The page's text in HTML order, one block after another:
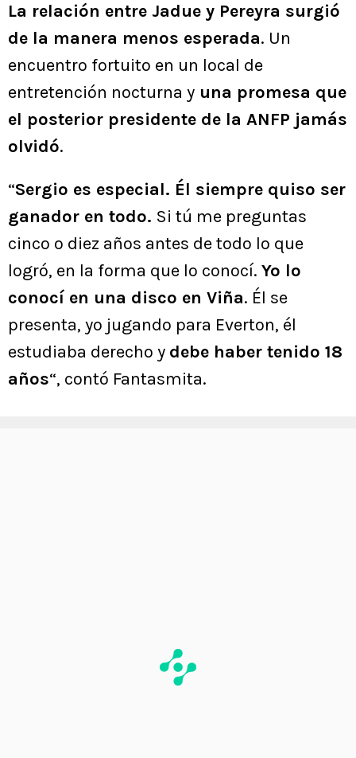
La relación entre Jadue y Pereyra surgió
de la manera menos esperada. Un
encuentro fortuito en un local de
entretención nocturna y una promesa que
el posterior presidente de la ANFP jamás
olvidó.
“Sergio es especial. Él siempre quiso ser
ganador en todo. Si tú me preguntas
cinco o diez años antes de todo lo que
logró, en la forma que lo conocí. Yo lo
conocí en una disco en Viña. Él se
presenta, yo jugando para Everton, él
estudiaba derecho y debe haber tenido 18
años“, contó Fantasmita.